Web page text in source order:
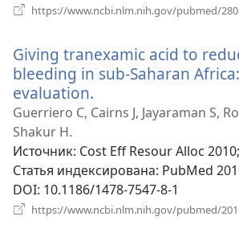
https://www.ncbi.nlm.nih.gov/pubmed/
Giving tranexamic acid to
bleeding in sub-Saharan
evaluation.
в
окне)
Guerriero C, Cairns J, Jayaraman S,
Shakur H.
Источник‎: Cost Eff Resour Alloc
Статья индексирована‎: PubMed
DOI‎: 10.1186/1478-7547-8-1
https://www.ncbi.nlm.nih.gov/pubmed/